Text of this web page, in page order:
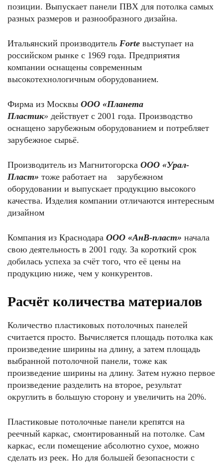
позиции. Выпускает панели ПВХ для потолка самых
разных размеров и разнообразного дизайна.
Итальянский производитель Forte выступает на
российском рынке с 1969 года. Предприятия
компании оснащены современным
высокотехнологичным оборудованием.
Фирма из Москвы ООО «Планета
Пластик» действует с 2001 года. Производство
оснащено зарубежным оборудованием и потребляет
зарубежное сырьё.
Производитель из Магнитогорска ООО «Урал-
Пласт» тоже работает на зарубежном
оборудовании и выпускает продукцию высокого
качества. Изделия компании отличаются интересным
дизайном
Компания из Краснодара ООО «АнВ-пласт» начала
свою деятельность в 2001 году. За короткий срок
добилась успеха за счёт того, что её цены на
продукцию ниже, чем у конкурентов.
Расчёт количества материалов
Количество пластиковых потолочных панелей
считается просто. Вычисляется площадь потолка как
произведение ширины на длину, а затем площадь
выбранной потолочной панели, тоже как
произведение ширины на длину. Затем нужно первое
произведение разделить на второе, результат
округлить в большую сторону и увеличить на 20%.
Пластиковые потолочные панели крепятся на
реечный каркас, смонтированный на потолке. Сам
каркас, если помещение абсолютно сухое, можно
сделать из реек. Но для большей безопасности с